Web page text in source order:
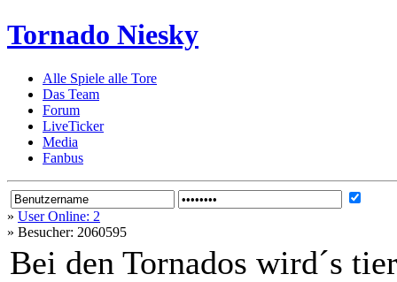
Tornado Niesky
Alle Spiele alle Tore
Das Team
Forum
LiveTicker
Media
Fanbus
» User Online: 2
» Besucher: 2060595
Bei den Tornados wird´s